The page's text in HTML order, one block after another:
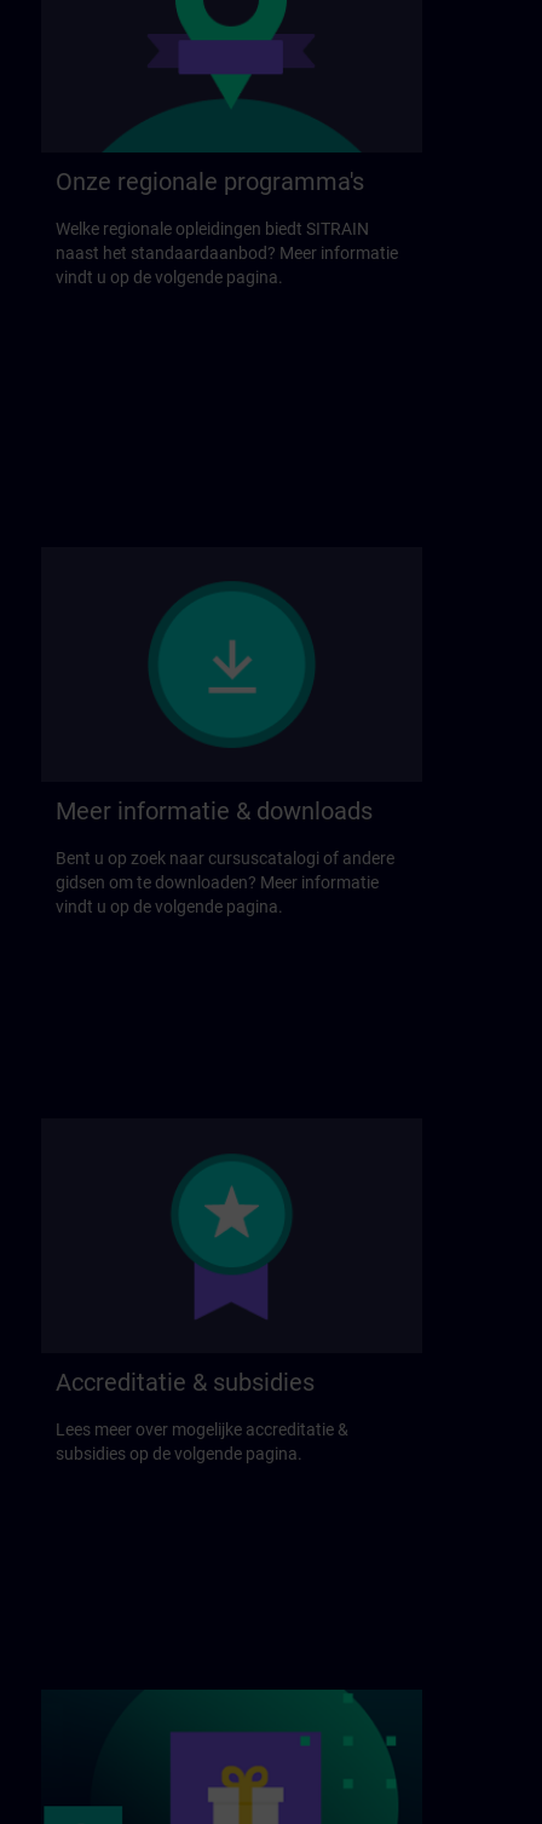
Onze regionale programma's
Welke regionale opleidingen biedt SITRAIN
naast het standaardaanbod? Meer informatie
vindt u op de volgende pagina.
Meer informatie & downloads
Bent u op zoek naar cursuscatalogi of andere
gidsen om te downloaden? Meer informatie
vindt u op de volgende pagina.
Accreditatie & subsidies
Lees meer over mogelijke accreditatie &
subsidies op de volgende pagina.